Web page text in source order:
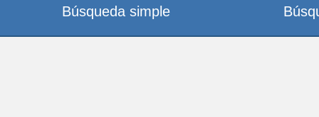
Búsqueda simple